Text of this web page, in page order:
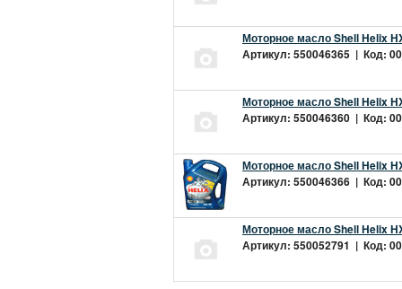
Моторное масло Shell Helix
Артикул: 550046365 | Код:
Моторное масло Shell Helix
Артикул: 550046360 | Код:
Моторное масло Shell Helix
Артикул: 550046366 | Код:
Моторное масло Shell Helix
Артикул: 550052791 | Код: